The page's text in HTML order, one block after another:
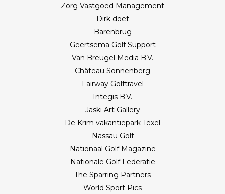
Zorg Vastgoed Management
Dirk doet
Barenbrug
Geertsema Golf Support
Van Breugel Media B.V.
Château Sonnenberg
Fairway Golftravel
Integis B.V.
Jaski Art Gallery
De Krim vakantiepark Texel
Nassau Golf
Nationaal Golf Magazine
Nationale Golf Federatie
The Sparring Partners
World Sport Pics